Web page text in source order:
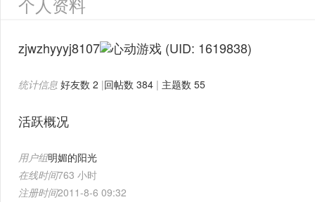
络
zjwzhyyyj8107 (UID: 1619838)
统计信息 好友数 2 |回帖数 384 | 主题数 55
活跃概况
用户组明媚的阳光
在线时间763 小时
注册时间2011-8-6 09:32